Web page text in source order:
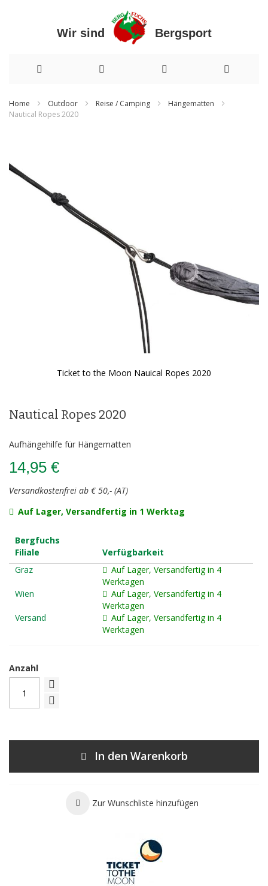
Wir sind Bergsport
zum
Home Outdoor Reise / Camping
Hängematten
Nautical Ropes 2020
der
Bildergalerie
springen
Ticket to the Moon Nauical Ropes 2020
der
Nautical Ropes 2020
Aufhängehilfe für Hängematten
14,95 €
Versandkostenfrei ab € 50,- (AT)
Auf Lager, Versandfertig in 1 Werktag
Bergfuchs
Filiale
Verfügbarkeit
Graz
Auf Lager, Versandfertig in 4
Werktagen
Wien
Auf Lager, Versandfertig in 4
Werktagen
Versand
Auf Lager, Versandfertig in 4
Werktagen
Anzahl
In den Warenkorb
Zur Wunschliste hinzufügen